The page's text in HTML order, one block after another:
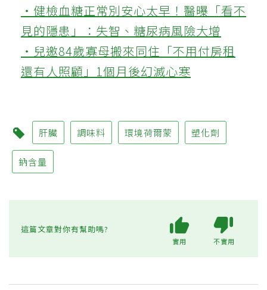
‧健檢血糖正常別安心太早！醫曝「看不
見的隱患」：失智、糖尿病風險大增
‧兒邀84歲寡母搬來同住「不用付房租
還有人照顧」1個月後幻滅心寒
肝臟 調味料 環境荷爾蒙 塑化劑
鈉含量
這篇文章對你有幫助嗎?
實用 不實用